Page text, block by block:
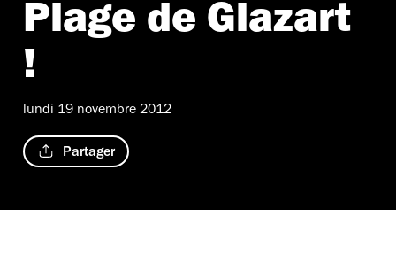
Plage de Glazart
!
lundi 19 novembre 2012
Partager